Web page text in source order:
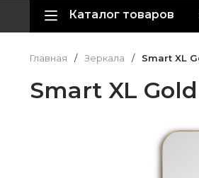
Каталог товаров
Главная / Зеркала / Smart XL
Smart XL